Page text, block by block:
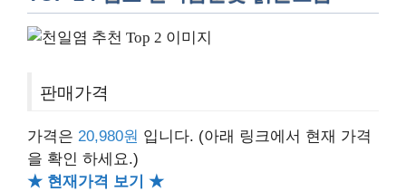
판매가격
가격은 20,980원 입니다. (아래 링크에서 현재 가격
을 확인 하세요.)
★ 현재가격 보기 ★